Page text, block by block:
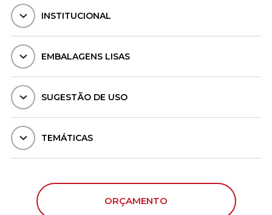
INSTITUCIONAL
EMBALAGENS LISAS
SUGESTÃO DE USO
TEMÁTICAS
ORÇAMENTO